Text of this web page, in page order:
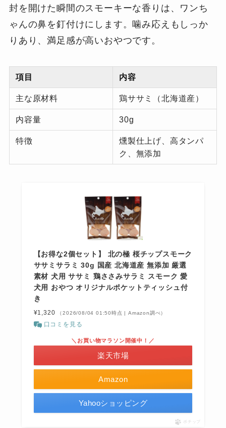
封を開けた瞬間のスモーキーな香りは、ワンち
ゃんの鼻を釘付けにします。噛み応えもしっか
りあり、満足感が高いおやつです。
項目 内容
主な原材料 鶏ササミ（北海道産）
内容量 30g
特徴
燻製仕上げ、高タンパ
ク、無添加
【お得な2個セット】 北の極 桜チップスモーク
ササミサラミ 30g 国産 北海道産 無添加 厳選
素材 犬用 ササミ 鶏ささみサラミ スモーク 愛
犬用 おやつ オリジナルポケットティッシュ付
き
¥1,320 （2026/08/04 01:50時点 | Amazon調べ）
口コミを見る
Amazon
＼お買い物マラソン開催中！／
楽天市場
Yahooショッピング
ポチップ